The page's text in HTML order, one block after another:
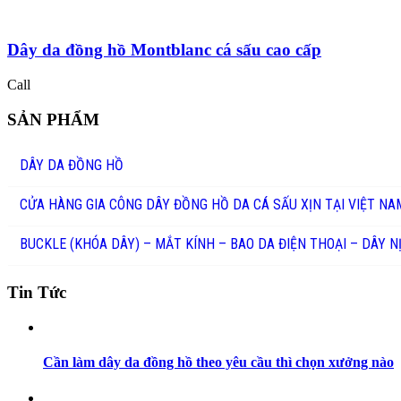
Dây da đồng hồ Montblanc cá sấu cao cấp
Call
SẢN PHẨM
DÂY DA ĐỒNG HỒ
CỬA HÀNG GIA CÔNG DÂY ĐỒNG HỒ DA CÁ SẤU XỊN TẠI VIỆT
BUCKLE (KHÓA DÂY) – MẮT KÍNH – BAO DA ĐIỆN THOẠI – DÂY
Tin Tức
Cần làm dây da đồng hồ theo yêu cầu thì chọn xưởng nào